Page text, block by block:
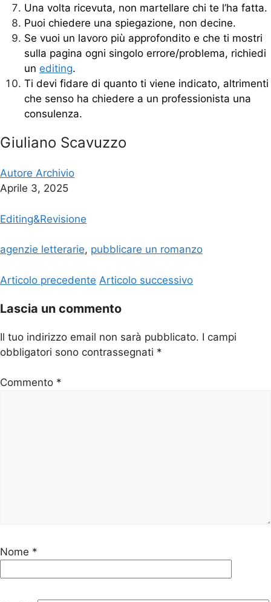
Una volta ricevuta, non martellare chi te l’ha fatta.
Puoi chiedere una spiegazione, non decine.
Se vuoi un lavoro più approfondito e che ti mostri
sulla pagina ogni singolo errore/problema, richiedi
un editing.
Ti devi fidare di quanto ti viene indicato, altrimenti
che senso ha chiedere a un professionista una
consulenza.
Giuliano Scavuzzo
Autore Archivio
Aprile 3, 2025
Editing&Revisione
agenzie letterarie, pubblicare un romanzo
Articolo precedente Articolo successivo
Lascia un commento
Il tuo indirizzo email non sarà pubblicato. I campi
obbligatori sono contrassegnati *
Commento *
Nome *